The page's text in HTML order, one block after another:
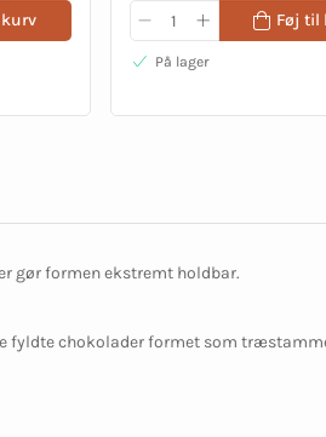
Føj til
På lager
gør formen ekstremt holdbar.
fyldte chokolader formet som